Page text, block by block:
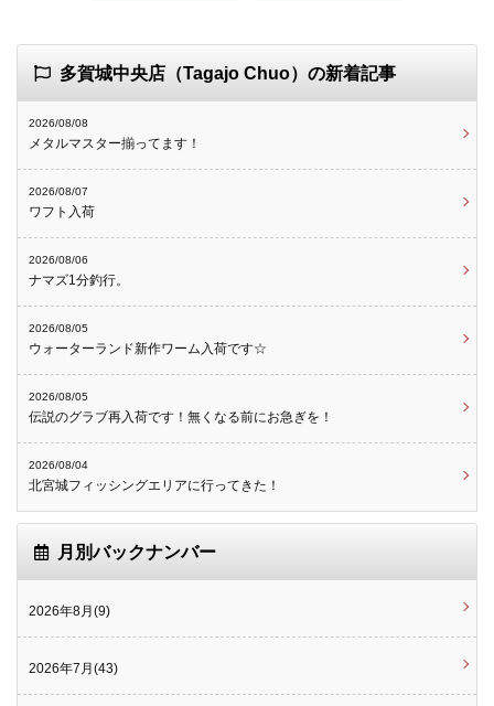
多賀城中央店（Tagajo Chuo）の新着記事
2026/08/08
メタルマスター揃ってます！
2026/08/07
ワフト入荷
2026/08/06
ナマズ1分釣行。
2026/08/05
ウォーターランド新作ワーム入荷です☆
2026/08/05
伝説のグラブ再入荷です！無くなる前にお急ぎを！
2026/08/04
北宮城フィッシングエリアに行ってきた！
月別バックナンバー
2026年8月(9)
2026年7月(43)